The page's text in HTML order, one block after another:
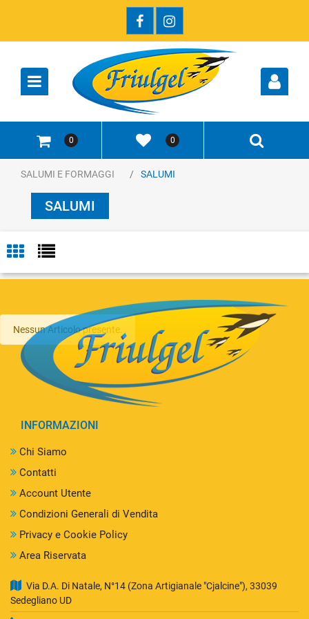
0 0
SALUMI E FORMAGGI SALUMI
SALUMI
Nessun Articolo presente.
INFORMAZIONI
Chi Siamo
Contatti
Account Utente
Condizioni Generali di Vendita
Privacy e Cookie Policy
Area Riservata
Via D.A. Di Natale, N°14 (Zona Artigianale "Cjalcine"), 33039
Sedegliano UD